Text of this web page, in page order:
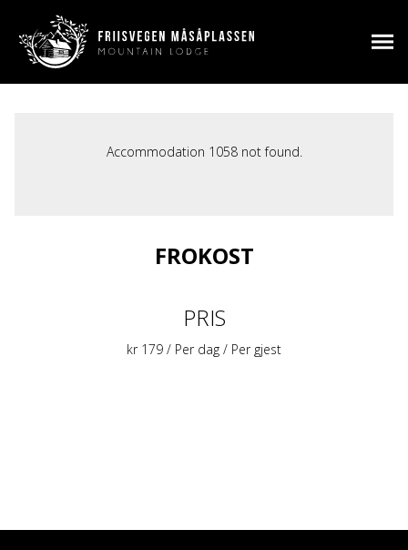
Accommodation 1058 not found.
FROKOST
PRIS
kr179 / Per dag / Per gjest